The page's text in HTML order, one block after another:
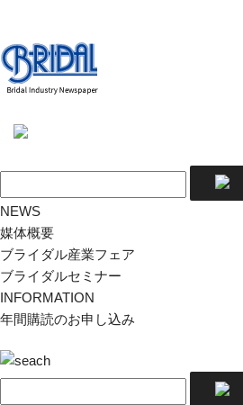
NEWS
媒体概要
ブライダル産業フェア
ブライダルセミナー
INFORMATION
年間購読のお申し込み